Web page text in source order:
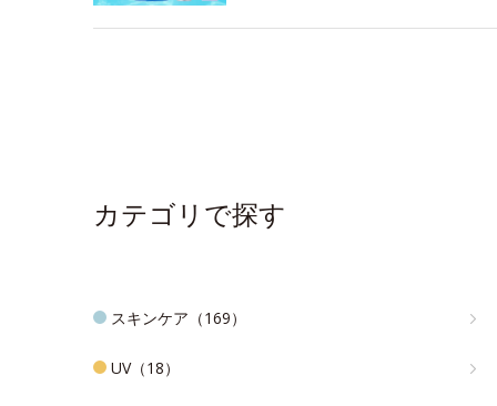
カテゴリで探す
スキンケア（169）
UV（18）